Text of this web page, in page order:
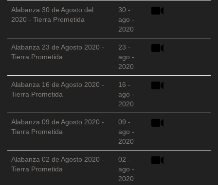
Alabanza 30 de Agosto del
2020 - Tierra Prometida
30 -
ago -
2020
Alabanza 23 de Agosto 2020 -
Tierra Prometida
23 -
ago -
2020
Alabanza 16 de Agosto 2020 -
Tierra Prometida
16 -
ago -
2020
Alabanza 09 de Agosto 2020 -
Tierra Prometida
09 -
ago -
2020
Alabanza 02 de Agosto 2020 -
Tierra Prometida
02 -
ago -
2020